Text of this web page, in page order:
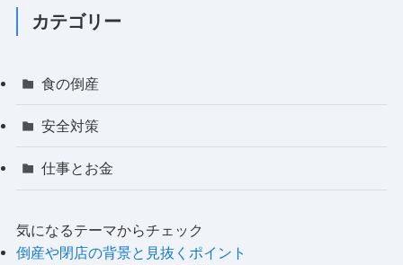
カテゴリー
食の倒産
安全対策
仕事とお金
気になるテーマからチェック
倒産や閉店の背景と見抜くポイント